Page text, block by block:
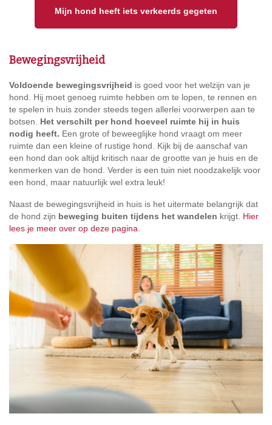
Mijn hond heeft iets verkeerds gegeten
Bewegingsvrijheid
Voldoende bewegingsvrijheid is goed voor het welzijn van je
hond. Hij moet genoeg ruimte hebben om te lopen, te rennen en
te spelen in huis zonder steeds tegen allerlei voorwerpen aan te
botsen. Het verschilt per hond hoeveel ruimte hij in huis
nodig heeft. Een grote of beweeglijke hond vraagt om meer
ruimte dan een kleine of rustige hond. Kijk bij de aanschaf van
een hond dan ook altijd kritisch naar de grootte van je huis en de
kenmerken van de hond. Verder is een tuin niet noodzakelijk voor
een hond, maar natuurlijk wel extra leuk!
Naast de bewegingsvrijheid in huis is het uitermate belangrijk dat
de hond zijn beweging buiten tijdens het wandelen krijgt. Hier
lees je meer over op deze pagina